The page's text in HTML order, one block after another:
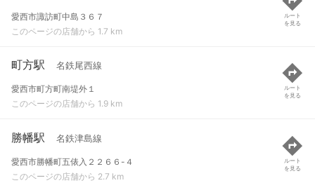
愛西市諏訪町中島３６７
このページの店舗から 1.7 km
ルート
を見る
町方駅 名鉄尾西線
愛西市町方町南堤外１
このページの店舗から 1.9 km
ルート
を見る
勝幡駅 名鉄津島線
愛西市勝幡町五俵入２２６６-４
このページの店舗から 2.7 km
ルート
を見る